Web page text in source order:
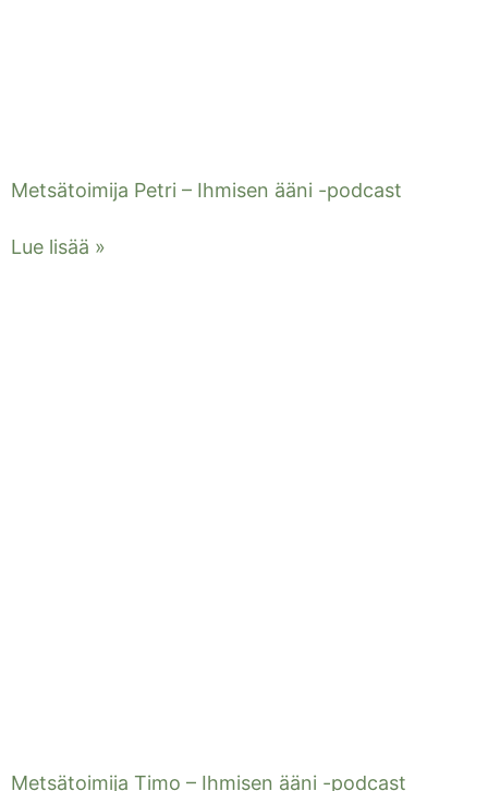
Metsätoimija Petri – Ihmisen ääni -podcast
Lue lisää »
Metsätoimija Timo – Ihmisen ääni -podcast